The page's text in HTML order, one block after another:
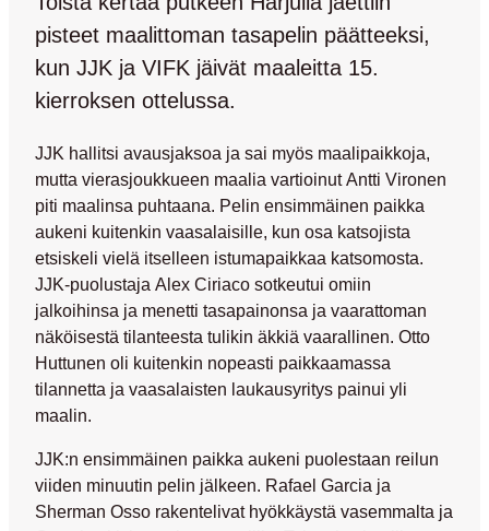
pisteet maalittoman tasapelin päätteeksi,
kun JJK ja VIFK jäivät maaleitta 15.
kierroksen ottelussa.
JJK hallitsi avausjaksoa ja sai myös maalipaikkoja,
mutta vierasjoukkueen maalia vartioinutAntti Vironen
piti maalinsa puhtaana. Pelin ensimmäinen paikka
aukeni kuitenkin vaasalaisille, kun osa katsojista
etsiskeli vielä itselleen istumapaikkaa katsomosta.
JJK-puolustaja Alex Ciriaco sotkeutui omiin
jalkoihinsa ja menetti tasapainonsa ja vaarattoman
näköisestä tilanteesta tulikin äkkiä vaarallinen. Otto
Huttunen oli kuitenkin nopeasti paikkaamassa
tilannetta ja vaasalaisten laukausyritys painui yli
maalin.
JJK:n ensimmäinen paikka aukeni puolestaan reilun
viiden minuutin pelin jälkeen. Rafael Garcia ja
Sherman Osso rakentelivat hyökkäystä vasemmalta ja